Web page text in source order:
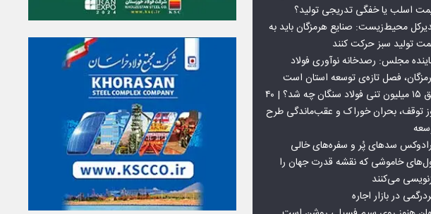
اسلب یا خفگی تدریجی تولید؟
محیط‌زیست: صنایع هرمزگان باید به
تولید سبز حرکت کنند
مجلس: رصدخانه نوآوری فولاد
فصل تازه‌ی توسعه استان است
افق ۱۵ میلیون تنی فولاد سنگان چه شد؟ | ۴۰
توقف، بحران خوراک و عقب‌ماندگی طرح
سدهای پُر و سفره‌های خالی
خاموشی که نقشه قدرت جهان را
می‌کنند
در بازار اجاره